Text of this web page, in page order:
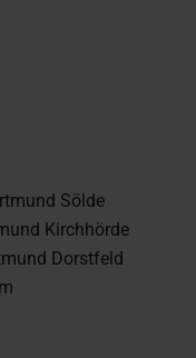
Sölde
Kirchhörde
Dorstfeld